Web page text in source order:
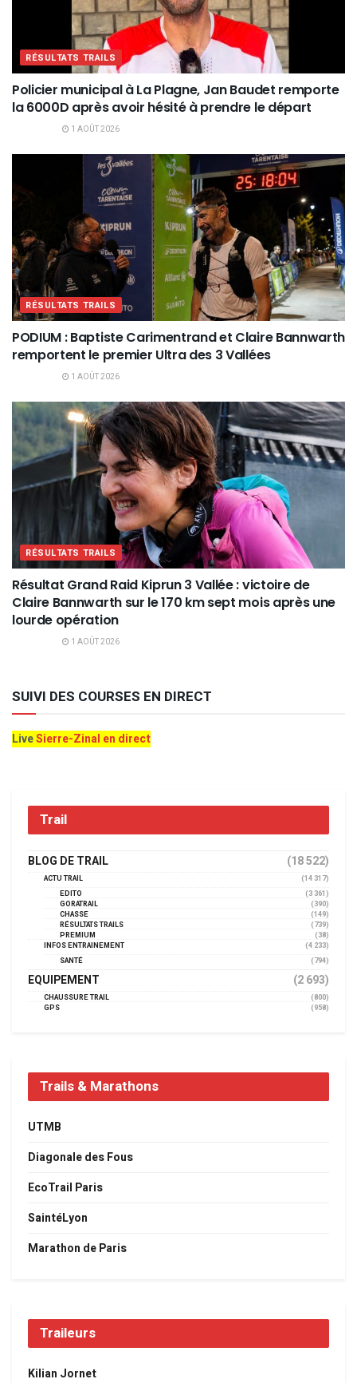
RÉSULTATS TRAILS
Policier municipal à La Plagne, Jan Baudet remporte
la 6000D après avoir hésité à prendre le départ
1 AOÛT 2026
RÉSULTATS TRAILS
PODIUM : Baptiste Carimentrand et Claire Bannwarth
remportent le premier Ultra des 3 Vallées
1 AOÛT 2026
RÉSULTATS TRAILS
Résultat Grand Raid Kiprun 3 Vallée : victoire de
Claire Bannwarth sur le 170 km sept mois après une
lourde opération
1 AOÛT 2026
SUIVI DES COURSES EN DIRECT
LiveSierre-Zinal en direct
Trail
BLOG DE TRAIL (18 522)
ACTU TRAIL
(14 317)
EDITO
(3 361)
GORATRAIL
(390)
CHASSE
(149)
RÉSULTATS TRAILS
(739)
PREMIUM
(38)
INFOS ENTRAINEMENT
(4 233)
SANTÉ
(794)
EQUIPEMENT (2 693)
CHAUSSURE TRAIL
(800)
GPS
(958)
Trails & Marathons
UTMB
Diagonale des Fous
EcoTrail Paris
SaintéLyon
Marathon de Paris
Traileurs
Kilian Jornet